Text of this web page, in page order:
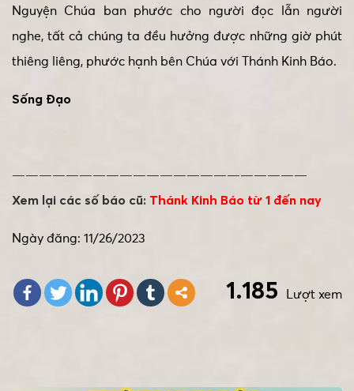
Nguyện Chúa ban phước cho người đọc lẫn người
nghe, tất cả chúng ta đều hưởng được những giờ phút
thiêng liêng, phước hạnh bên Chúa với Thánh Kinh Báo.
Sống Đạo
——————————————————————
Xem lại các số báo cũ: Thánk Kinh Báo từ 1 đến nay
Ngày đăng: 11/26/2023
Lượt xem
1.185